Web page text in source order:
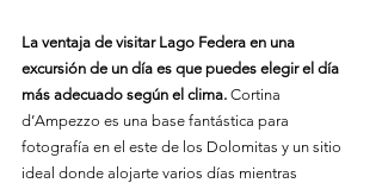
La ventaja de visitar Lago Federa en una
excursión de un día es que puedes elegir el día
más adecuado según el clima. Cortina
d’Ampezzo es una base fantástica para
fotografía en el este de los Dolomitas y un sitio
ideal donde alojarte varios días mientras